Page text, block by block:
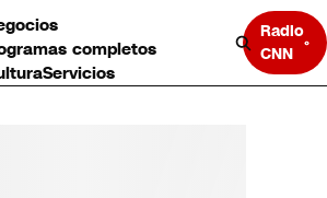
completos
Servicios
Radio
CNN